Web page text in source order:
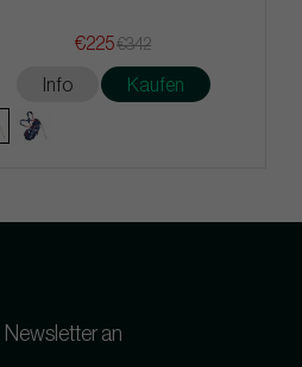
€225€342
Info Kaufen
Newsletter an